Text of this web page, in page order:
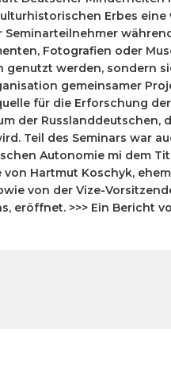
Erbes
Fotografien oder
werden, sondern
gemeinsamer
für die Erforschung
der Russlanddeutschen,
Teil des Seminars war
Autonomie mi dem
Hartmut Koschyk,
von der Vize-
eröffnet. >>> Ein Bericht